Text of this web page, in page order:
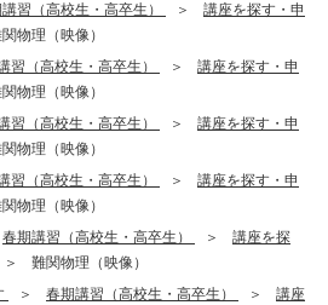
習（高校生・高卒生）
講座を探す・申
物理（映像）
習（高校生・高卒生）
講座を探す・申
物理（映像）
習（高校生・高卒生）
講座を探す・申
物理（映像）
習（高校生・高卒生）
講座を探す・申
物理（映像）
春期講習（高校生・高卒生）
講座を探
難関物理（映像）
春期講習（高校生・高卒生）
講座